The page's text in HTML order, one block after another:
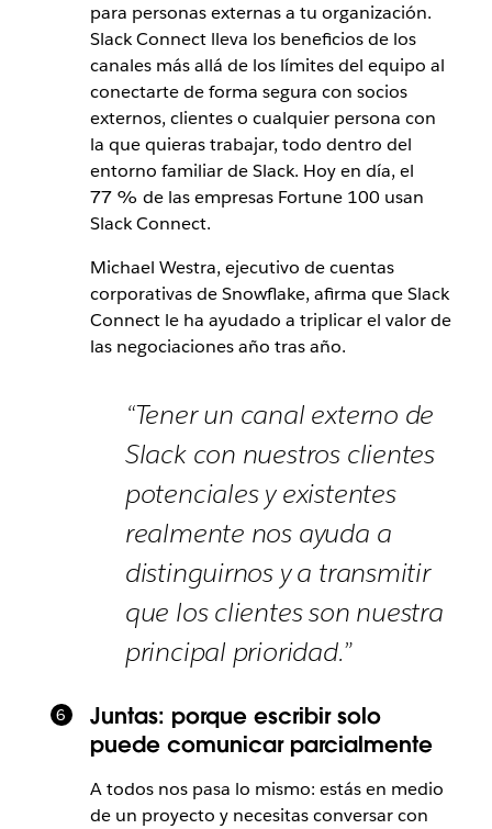
para personas externas a tu organización.
Slack Connect lleva los beneficios de los
canales más allá de los límites del equipo al
conectarte de forma segura con socios
externos, clientes o cualquier persona con
la que quieras trabajar, todo dentro del
entorno familiar de Slack. Hoy en día, el
77 % de las empresas Fortune 100 usan
Slack Connect.
Michael Westra, ejecutivo de cuentas
corporativas de Snowflake, afirma que Slack
Connect le ha ayudado a triplicar el valor de
las negociaciones año tras año.
“Tener un canal externo de
Slack con nuestros clientes
potenciales y existentes
realmente nos ayuda a
distinguirnos y a transmitir
que los clientes son nuestra
principal prioridad.”
Juntas: porque escribir solo
puede comunicar parcialmente
A todos nos pasa lo mismo: estás en medio
de un proyecto y necesitas conversar con